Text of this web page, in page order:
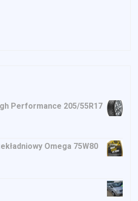
Performance 205/55R17
Omega 75W80